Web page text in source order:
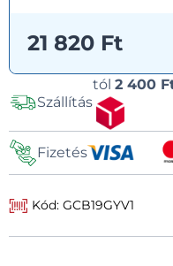
21 820 Ft
Szállítás
tól 2 400
Fizetés
Kód: GCB19GYV1